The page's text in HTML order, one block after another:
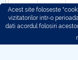
Acest site foloseste
vizitatorilor intr-o
dati acordul folosiri